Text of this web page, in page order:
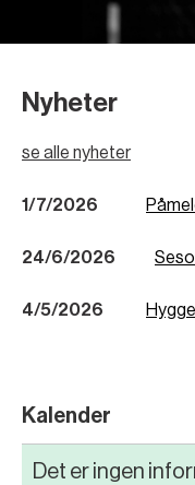
Nyheter
se alle nyheter
1/7/2026
24/6/2026
4/5/2026
Kalender
Det er ingen